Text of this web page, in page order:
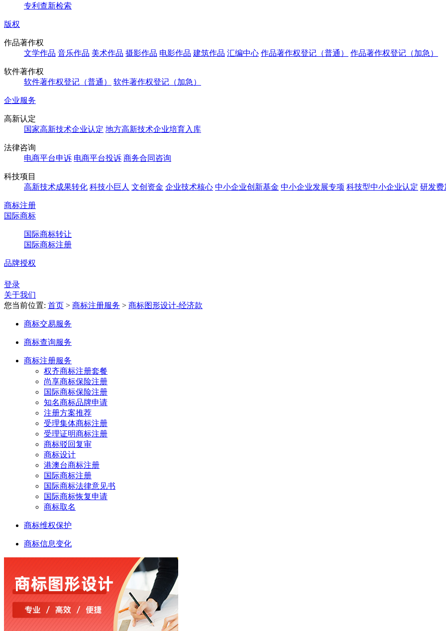
专利查新检索
版权
作品著作权
文学作品 音乐作品 美术作品 摄影作品 电影作品 建筑作品 汇编中心 作品著作权登记（普通） 作品著作权登记（加急）
软件著作权
软件著作权登记（普通）
软件著作权登记（加急）
企业服务
高新认定
国家高新技术企业认定 地方高新技术企业培育入库
法律咨询
电商平台申诉 电商平台投诉 商务合同咨询
科技项目
高新技术成果转化 科技小巨人 文创资金 企业技术核心 中小企业创新基金 中小企业发展专项 科技型中小企业认定 研发费
商标注册
国际商标
国际商标转让
国际商标注册
品牌授权
登录
关于我们
您当前位置: 首页 > 商标注册服务 > 商标图形设计-经济款
商标交易服务
商标查询服务
商标注册服务
权齐商标注册套餐
尚享商标保险注册
国际商标保险注册
知名商标品牌申请
注册方案推荐
受理集体商标注册
受理证明商标注册
商标驳回复审
商标设计
港澳台商标注册
国际商标注册
国际商标法律意见书
国际商标恢复申请
商标取名
商标维权保护
商标信息变化